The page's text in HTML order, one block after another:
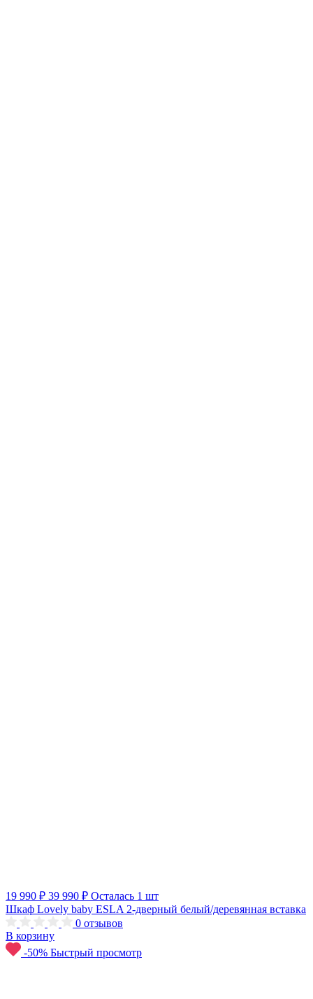
19 990 ₽ 39 990 ₽ Осталась 1 шт
Шкаф Lovely baby ESLA 2-дверный белый/деревянная вставка
0 отзывов
В корзину
-50% Быстрый просмотр